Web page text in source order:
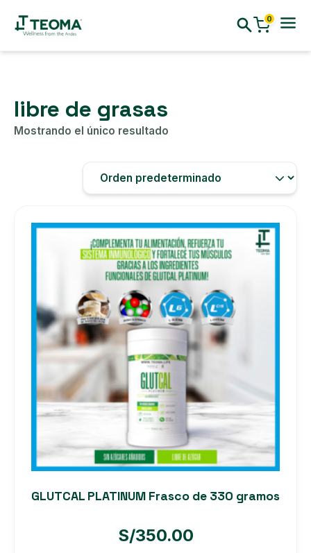
0
libre de grasas
Mostrando el único resultado
GLUTCAL PLATINUM Frasco de 330 gramos
S/350.00